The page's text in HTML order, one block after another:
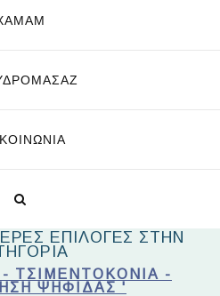
ΕΠΙΛΟΓΕΣ ΣΤΗΝ
ΤΣΙΜΕΝΤΟΚΟΝΊΑ -
ΨΗΦΊΔΑΣ '